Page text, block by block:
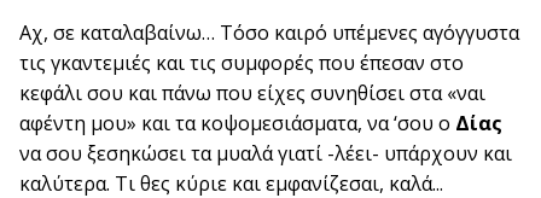
Αχ, σε καταλαβαίνω… Τόσο καιρό υπέμενες αγόγγυστα
τις γκαντεμιές και τις συμφορές που έπεσαν στο
κεφάλι σου και πάνω που είχες συνηθίσει στα «ναι
αφέντη μου» και τα κοψομεσιάσματα, να ‘σου ο Δίας
να σου ξεσηκώσει τα μυαλά γιατί -λέει- υπάρχουν και
καλύτερα. Τι θες κύριε και εμφανίζεσαι, καλά...